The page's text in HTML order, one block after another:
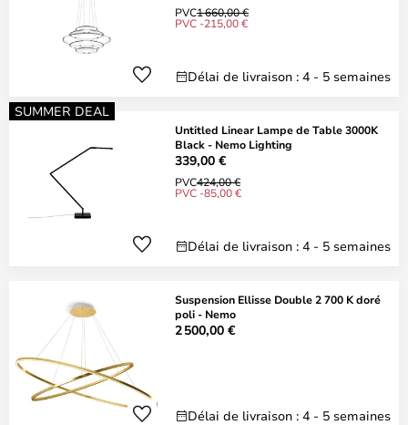
PVC1 660,00 €
PVC -215,00 €
Délai de livraison : 4 - 5 semaines
SUMMER DEAL
Untitled Linear Lampe de Table 3000K
Black - Nemo Lighting
339,00 €
PVC424,00 €
PVC -85,00 €
Délai de livraison : 4 - 5 semaines
Suspension Ellisse Double 2 700 K doré
poli - Nemo
2 500,00 €
Délai de livraison : 4 - 5 semaines